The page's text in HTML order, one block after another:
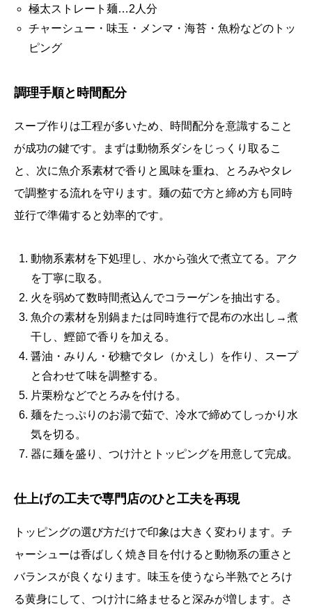
極太ストレート麺…2人分
チャーシュー・味玉・メンマ・海苔・魚粉などのトッ
ピング
調理手順と時間配分
スープ作りは工程が多いため、時間配分を意識すること
が成功の鍵です。まずは動物系ダシをじっくり取るこ
と、次に魚介系素材で香りと風味を重ね、とろみやタレ
で調整する流れを守ります。麺の茹で方と締め方も同時
並行で準備すると効率的です。
動物系素材を下処理し、水から強火で煮立てる。アク
を丁寧に取る。
火を弱めて数時間煮込んでコラーゲンを抽出する。
魚介の素材を別鍋または同時進行で昆布の水出し→煮
干し、鰹節で香りを加える。
醤油・みりん・砂糖でタレ（かえし）を作り、スープ
と合わせて味を調整する。
片栗粉などでとろみを付ける。
麺をたっぷりのお湯で茹で、冷水で締めてしっかり水
気を切る。
器に麺を盛り、つけ汁とトッピングを用意して完成。
仕上げの工夫で専門店のひと工夫を再現
トッピングの選び方だけで印象は大きく変わります。チ
ャーシューは香ばしく焼き目を付けると動物系の重さと
バランスが良くなります。味玉を使うなら半熟でとろけ
る黄身にして、つけ汁に絡ませると深みが増します。さ